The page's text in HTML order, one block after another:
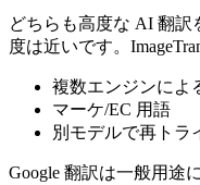
どちらも高度な AI 翻
度は近いです。
複数エンジンによ
マーケ/EC 用語
別モデルで再トラ
Google 翻訳は一般用途